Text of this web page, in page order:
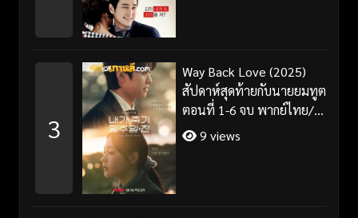
3
Way Back Love (2025)
สัปดาห์สุดท้ายกับนายยมทูต
ตอนที่ 1-6 จบ พากย์ไทย/
ซับไทย
9 views